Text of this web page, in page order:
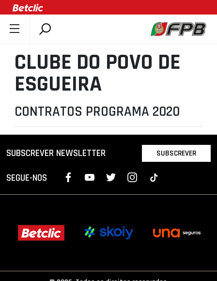
DOCUMENTOS
ÚLTIMAS
ASSOCIAÇÕES
CLUBES
AGENTES
SELEÇÕES
MINIBASQUETE
PROJETOS
LIGA BETCLIC FEMININA
CLUBE DO POVO DE
ESGUEIRA
CONTRATOS PROGRAMA 2020
SUBSCREVER NEWSLETTER SUBSCREVER
SEGUE-NOS